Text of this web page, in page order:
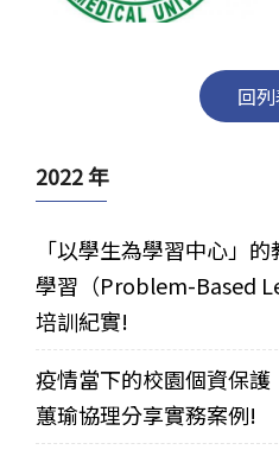
回
2022 年
「以學生為學習中心」
學習（Problem-Based
培訓紀實!
疫情當下的校園個資保
蕙瑜協理分享實務案例!